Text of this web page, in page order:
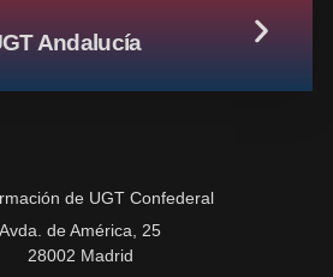
Andalucía
de UGT Confederal
Avda. de América, 25
28002 Madrid